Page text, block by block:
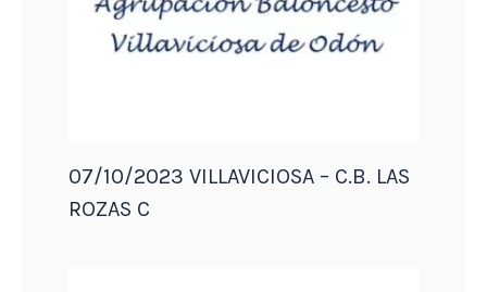
07/10/2023 VILLAVICIOSA – C.B. LAS
ROZAS C